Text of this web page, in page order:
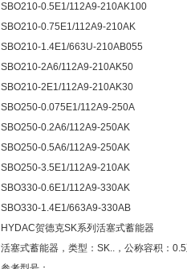
SBO210-0.5E1/112A9-210AK100
SBO210-0.75E1/112A9-210AK
SBO210-1.4E1/663U-210AB055
SBO210-2A6/112A9-210AK50
SBO210-2E1/112A9-210AK30
SBO250-0.075E1/112A9-250A
SBO250-0.2A6/112A9-250AK
SBO250-0.5A6/112A9-250AK
SBO250-3.5E1/112A9-210AK
SBO330-0.6E1/112A9-330AK
SBO330-1.4E1/663A9-330AB
HYDAC贺德克SK系列活塞式蓄能器
活塞式蓄能器，类型：SK..，公称容积：